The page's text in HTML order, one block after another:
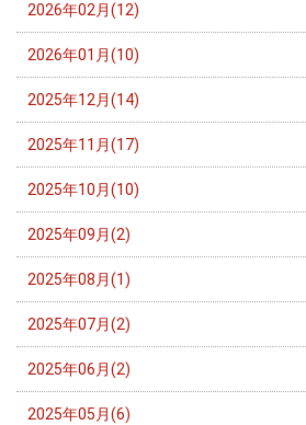
2026年02月(12)
2026年01月(10)
2025年12月(14)
2025年11月(17)
2025年10月(10)
2025年09月(2)
2025年08月(1)
2025年07月(2)
2025年06月(2)
2025年05月(6)